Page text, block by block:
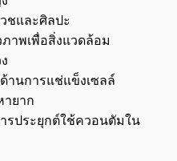
ชและศิลปะ
าพเพื่อสิ่งแวดล้อม
านการแช่แข็งเซลล์
ายาก
รประยุกต์ใช้ควอนตัมใน